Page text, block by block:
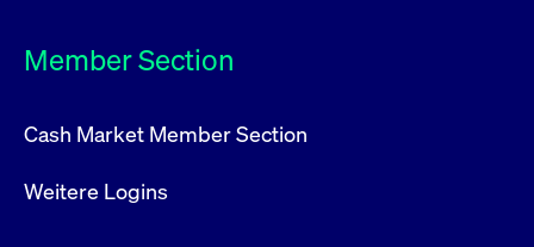
Member Section
Cash Market Member Section
Weitere Logins